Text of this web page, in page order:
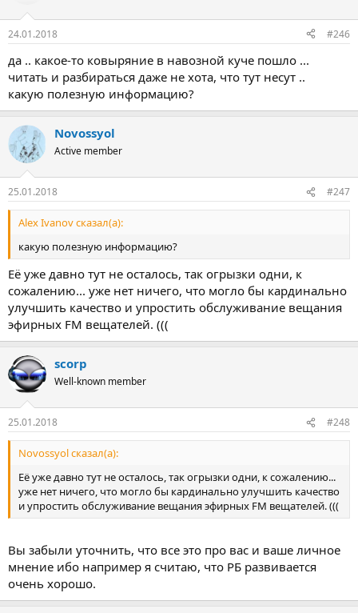
24.01.2018 #246
да .. какое-то ковыряние в навозной куче пошло ...
читать и разбираться даже не хота, что тут несут ..
какую полезную информацию?
Novossyol
Active member
25.01.2018 #247
Alex Ivanov сказал(а):
какую полезную информацию?
Её уже давно тут не осталось, так огрызки одни, к
сожалению... уже нет ничего, что могло бы кардинально
улучшить качество и упростить обслуживание вещания
эфирных FM вещателей. (((
scorp
Well-known member
25.01.2018 #248
Novossyol сказал(а):
Её уже давно тут не осталось, так огрызки одни, к сожалению...
уже нет ничего, что могло бы кардинально улучшить качество
и упростить обслуживание вещания эфирных FM вещателей. (((
Вы забыли уточнить, что все это про вас и ваше личное
мнение ибо например я считаю, что РБ развивается
очень хорошо.